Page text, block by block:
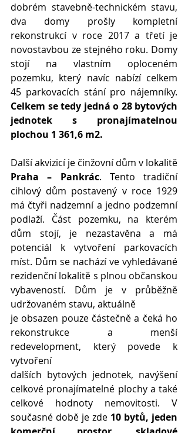
dobrém stavebně-technickém stavu,
dva domy prošly kompletní
rekonstrukcí v roce 2017 a třetí je
novostavbou ze stejného roku. Domy
stojí na vlastním oploceném
pozemku, který navíc nabízí celkem
Celkem se tedy jedná o 28 bytových
jednotek s pronajímatelnou
plochou 1 361,6 m2.
Praha – Pankrác. Tento tradiční
cihlový dům postavený v roce 1929
má čtyři nadzemní a jedno podzemní
podlaží. Část pozemku, na kterém
dům stojí, je nezastavěna a má
potenciál k vytvoření parkovacích
míst. Dům se nachází ve vyhledávané
rezidenční lokalitě s plnou občanskou
vybaveností. Dům je v průběžně
udržovaném stavu, aktuálně
je obsazen pouze částečně a čeká ho
rekonstrukce a menší
redevelopment, který povede k
vytvoření
dalších bytových jednotek, navýšení
celkové pronajímatelné plochy a také
celkové hodnoty nemovitosti. V
současné době je zde 10 bytů, jeden